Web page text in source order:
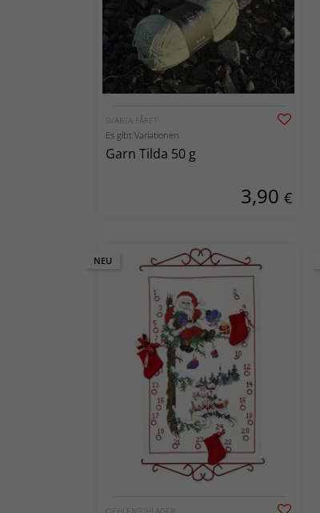
SVARTA FÅRET
Es gibt Variationen
Garn Tilda 50 g
3,90 €
NEU
OEHLENSCHLÄGER